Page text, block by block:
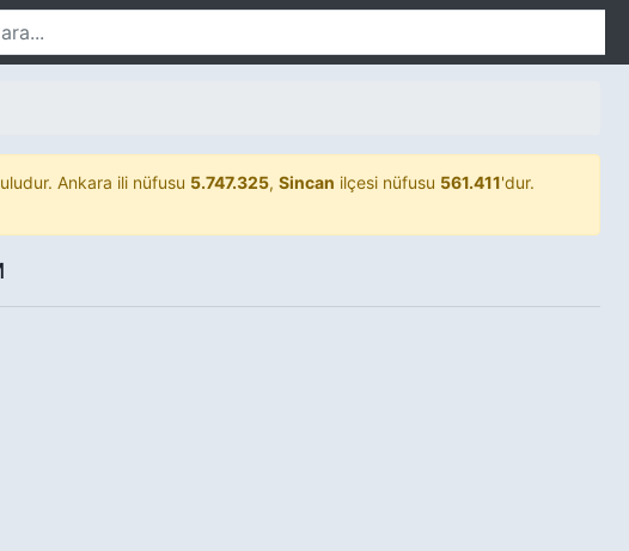
Ankara ili nüfusu 5.747.325, Sincan ilçesi nüfusu 561.411'dur.